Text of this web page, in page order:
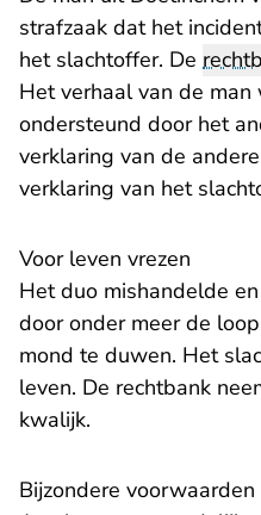
strafzaak dat het
het slachtoffer. De
Het verhaal van de
ondersteund door het
verklaring van de
verklaring van het
Voor leven vrezen
Het duo mishandelde
door onder meer de
mond te duwen. Het
leven. De rechtbank
kwalijk.
Bijzondere voorwaarden